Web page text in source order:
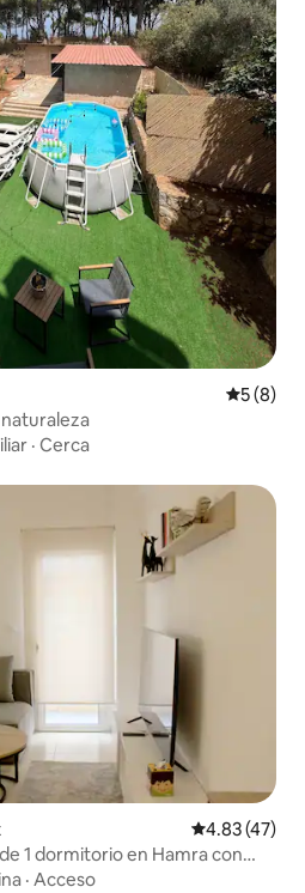
5 (8)
· Cerca
Calificación
4.83 (47)
1 dormitorio en Hamra con
· Acceso